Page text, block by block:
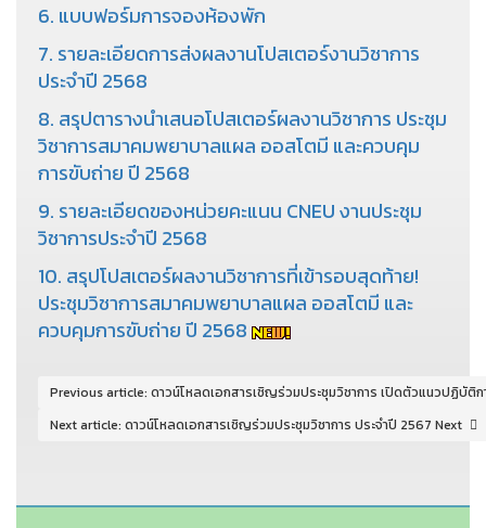
6. แบบฟอร์มการจองห้องพัก
7. รายละเอียดการส่งผลงานโปสเตอร์งานวิชาการ
ประจำปี 2568
8. สรุปตารางนำเสนอโปสเตอร์ผลงานวิชาการ ประชุม
วิชาการสมาคมพยาบาลแผล ออสโตมี และควบคุม
การขับถ่าย ปี 2568
9. รายละเอียดของหน่วยคะแนน CNEU งานประชุม
วิชาการประจำปี 2568
10. สรุปโปสเตอร์ผลงานวิชาการที่เข้ารอบสุดท้าย!
ประชุมวิชาการสมาคมพยาบาลแผล ออสโตมี และ
ควบคุมการขับถ่าย ปี 2568
Previous article: ดาวน์โหลดเอกสารเชิญร่วมประชุมวิชาการ เปิดตัวแนวปฏิบั
Next article: ดาวน์โหลดเอกสารเชิญร่วมประชุมวิชาการ ประจำปี 2567 Next